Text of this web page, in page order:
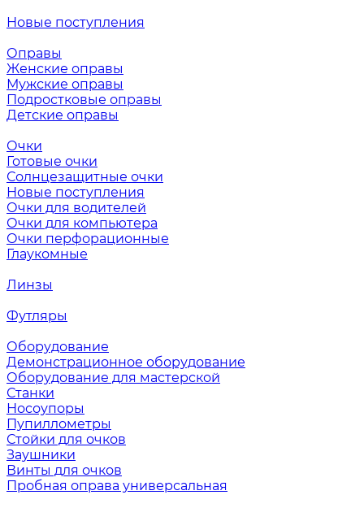
Новые поступления
Оправы
Женские оправы
Мужские оправы
Подростковые оправы
Детские оправы
Очки
Готовые очки
Солнцезащитные очки
Новые поступления
Очки для водителей
Очки для компьютера
Очки перфорационные
Глаукомные
Линзы
Футляры
Оборудование
Демонстрационное оборудование
Оборудование для мастерской
Станки
Носоупоры
Пупиллометры
Стойки для очков
Заушники
Винты для очков
Пробная оправа универсальная